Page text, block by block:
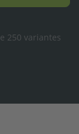
250 variantes